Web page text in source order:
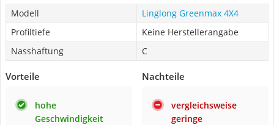
Modell
Linglong Greenmax 4X4
Profiltiefe
Keine Herstellerangabe
Nasshaftung
C
Vorteile
hohe
Geschwindigkeit
Nachteile
vergleichsweise
geringe